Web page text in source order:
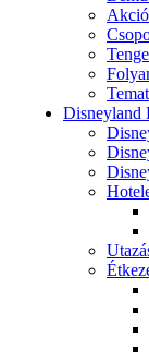
Disneyland